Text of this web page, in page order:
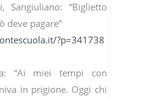
Sangiuliano: “Biglietto
deve pagare”
?p=341738
“Ai miei tempi con
in prigione. Oggi chi